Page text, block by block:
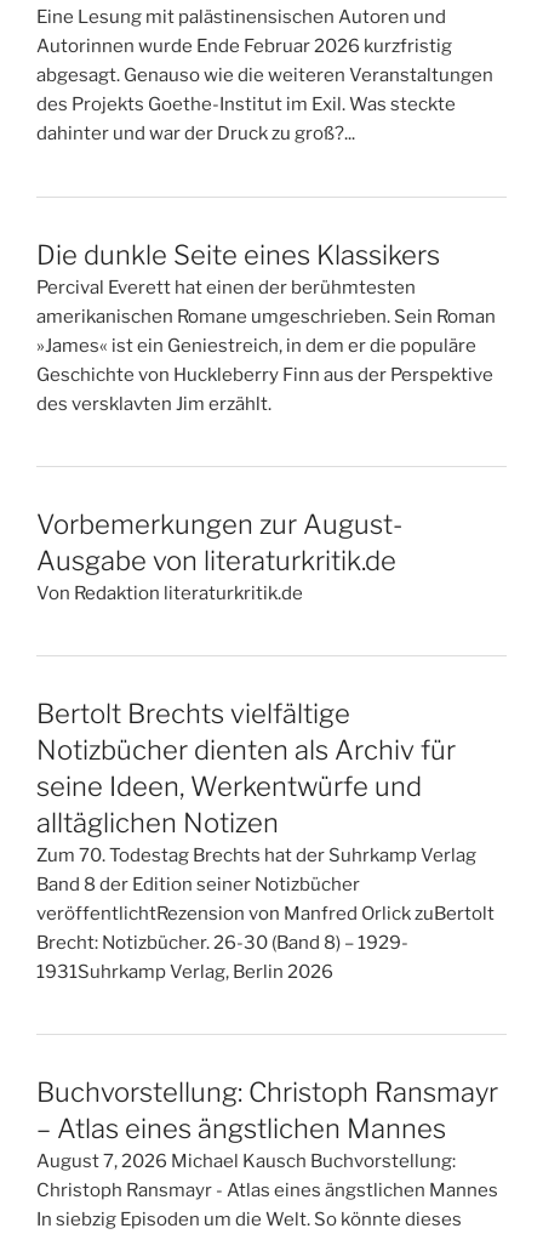
Eine Lesung mit palästinensischen Autoren und
Autorinnen wurde Ende Februar 2026 kurzfristig
abgesagt. Genauso wie die weiteren Veranstaltungen
des Projekts Goethe-Institut im Exil. Was steckte
dahinter und war der Druck zu groß?...
Die dunkle Seite eines Klassikers
Percival Everett hat einen der berühmtesten
amerikanischen Romane umgeschrieben. Sein Roman
»James« ist ein Geniestreich, in dem er die populäre
Geschichte von Huckleberry Finn aus der Perspektive
des versklavten Jim erzählt.
Vorbemerkungen zur August-
Ausgabe von literaturkritik.de
Von Redaktion literaturkritik.de
Bertolt Brechts vielfältige
Notizbücher dienten als Archiv für
seine Ideen, Werkentwürfe und
alltäglichen Notizen
Zum 70. Todestag Brechts hat der Suhrkamp Verlag
Band 8 der Edition seiner Notizbücher
veröffentlichtRezension von Manfred Orlick zuBertolt
Brecht: Notizbücher. 26-30 (Band 8) – 1929-
1931Suhrkamp Verlag, Berlin 2026
Buchvorstellung: Christoph Ransmayr
– Atlas eines ängstlichen Mannes
August 7, 2026 Michael Kausch Buchvorstellung:
Christoph Ransmayr - Atlas eines ängstlichen Mannes
In siebzig Episoden um die Welt. So könnte dieses